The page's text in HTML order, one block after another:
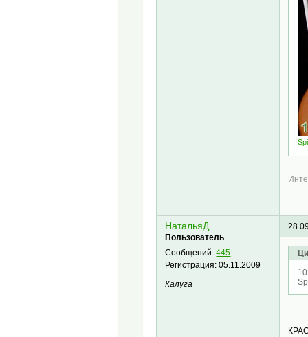
НатальяД
Пользователь
Сообщений:445
Регистрация:05.11.2009
Калуга